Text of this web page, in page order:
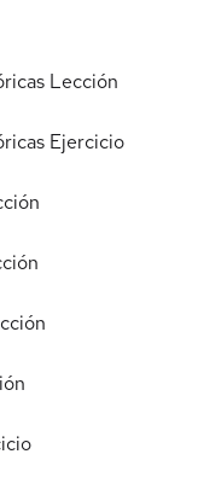
Lección
Ejercicio